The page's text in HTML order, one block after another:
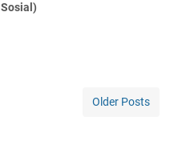
Sosial)
Older Posts